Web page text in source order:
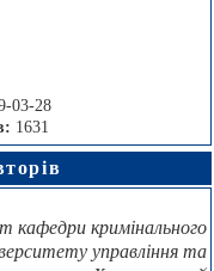
03-28
1631
кафедри кримінального
управління та